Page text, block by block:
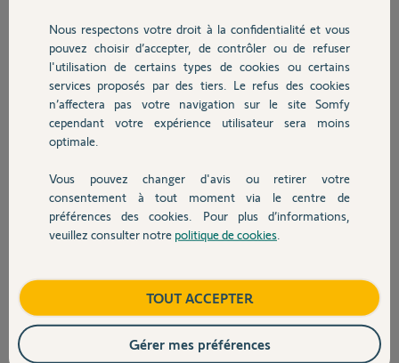
Chauffage
Autres produits
Devis avec un pro
Contact
Chris T.
il y a environ 5 ans
Participer au fil de discussion
Réponses
Bonjour Chris
Vous ne pouvez pas avoir 2 ponts sur le même TaHoma.
Nous respectons votre droit à la confidentialité et vous
pouvez choisir d’accepter, de contrôler ou de refuser
l'utilisation de certains types de cookies ou certains
services proposés par des tiers. Le refus des cookies
n’affectera pas votre navigation sur le site Somfy
cependant votre expérience utilisateur sera moins
optimale.
Vous pouvez changer d'avis ou retirer votre
consentement à tout moment via le centre de
préférences des cookies. Pour plus d’informations,
veuillez consulter notre politique de cookies
TOUT ACCEPTER
Gérer mes préférences